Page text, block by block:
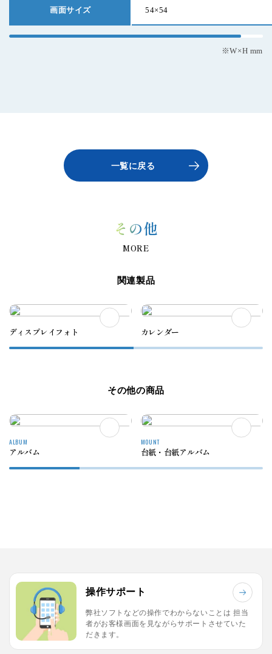
キーワードから探す
標準表紙
スクールプリント 証明
画面サイズ 54×54
※W×H mm
一覧に戻る
その他
MORE
関連製品
ディスプレイフォト カレンダー
その他の商品
ALBUM
アルバム
MOUNT
台紙・台紙アルバム
操作サポート
弊社ソフトなどの操作でわからないことは 担当
者がお客様画面を見ながらサポートさせていた
だきます。